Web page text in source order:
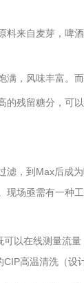
来自麦芽，
，风味丰富。
残留糖分，
，到Max后
场亟需有一种
以在线测量
高温清洗（